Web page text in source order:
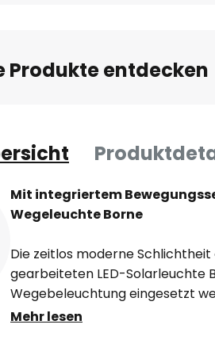
Produkte entdecken
Mit integriertem
Wegeleuchte Borne
Die zeitlos moderne Schlichtheit
gearbeiteten LED-Solarleuchte
Wegebeleuchtung eingesetzt
Stromanschluss in der Nähe ist,
Mehr lesen